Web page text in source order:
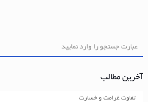
آخرین مطالب
تفاوت غرامت و خسارت